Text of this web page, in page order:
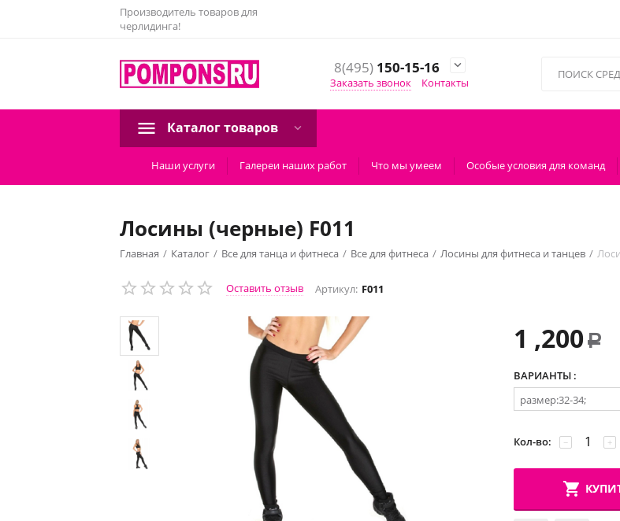
Производитель товаров для
черлидинга!
8(495)150-15-16

Заказать звонок
Контакты
Каталог товаров
Наши услуги Галереи наших работ Что мы умеем Особые условия для команд
Лосины (черные) F011
Главная / Каталог / Все для танца и фитнеса / Все для фитнеса / Лосины для фитнеса и танцев /
Оставить отзыв Артикул: F011
1 ,200 Р
ВАРИАНТЫ :
Кол-во: +
−